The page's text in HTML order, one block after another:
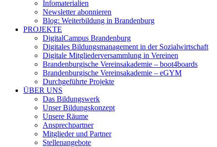
Infomaterialien
Newsletter abonnieren
Blog: Weiterbildung in Brandenburg
PROJEKTE
DigitalCampus Brandenburg
Digitales Bildungsmanagement in der Sozialwirtschaft
Digitale Mitgliederversammlung in Vereinen
Brandenburgische Vereinsakademie – boot4boards
Brandenburgische Vereinsakademie – eGYM
Durchgeführte Projekte
ÜBER UNS
Das Bildungswerk
Unser Bildungskonzept
Unsere Räume
Ansprechpartner
Mitglieder und Partner
Stellenangebote